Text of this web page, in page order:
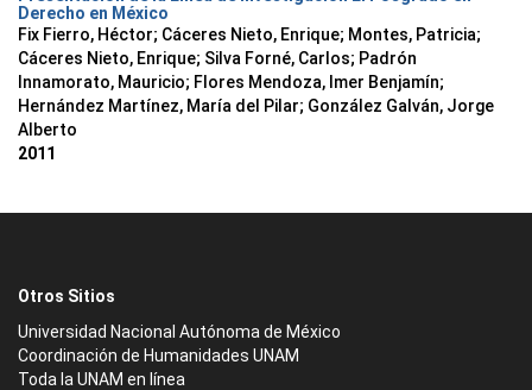
Derecho en México
Fix Fierro, Héctor; Cáceres Nieto, Enrique; Montes, Patricia;
Cáceres Nieto, Enrique; Silva Forné, Carlos; Padrón
Innamorato, Mauricio; Flores Mendoza, Imer Benjamín;
Hernández Martínez, María del Pilar; González Galván, Jorge
Alberto
2011
Otros Sitios
Universidad Nacional Autónoma de México
Coordinación de Humanidades UNAM
Toda la UNAM en línea